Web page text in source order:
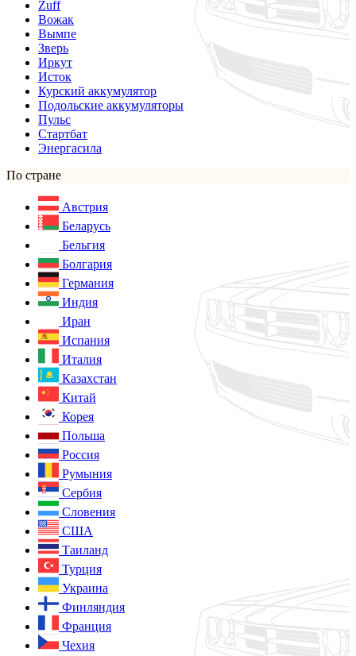
Zuff
Вожак
Вымпе
Зверь
Иркут
Исток
Курский аккумулятор
Подольские аккумуляторы
Пульс
Стартбат
Энергасила
По стране
Австрия
Беларусь
Бельгия
Болгария
Германия
Индия
Иран
Испания
Италия
Казахстан
Китай
Корея
Польша
Россия
Румыния
Сербия
Словения
США
Таиланд
Турция
Украина
Финляндия
Франция
Чехия